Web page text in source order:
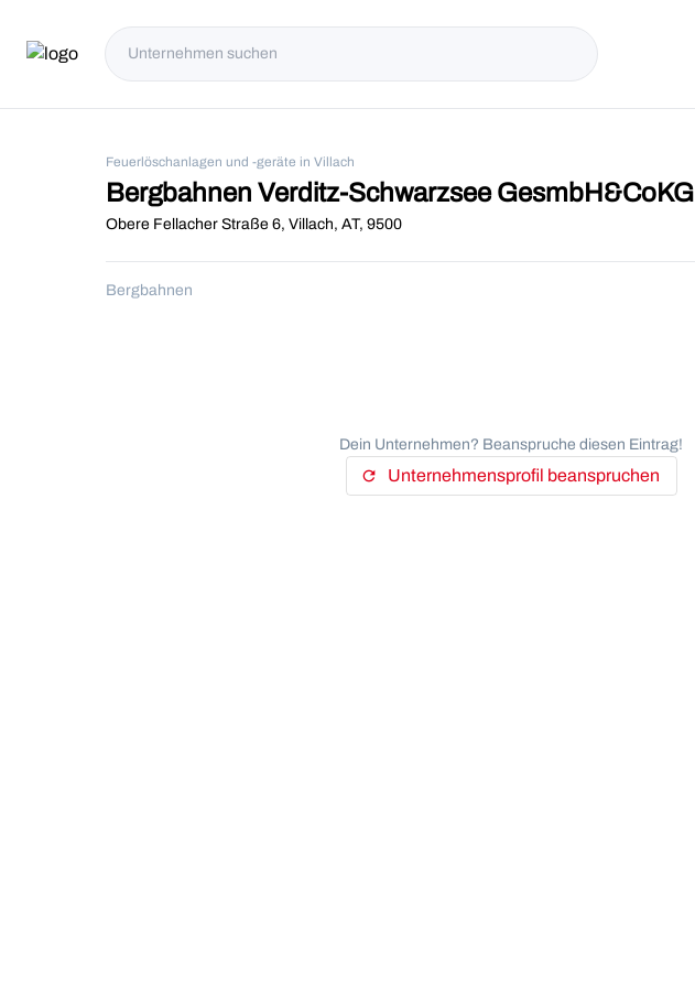
Feuerlöschanlagen und -geräte in Villach
Bergbahnen Verditz-Schwarzsee GesmbH&CoKG
Obere Fellacher Straße 6, Villach, AT, 9500
Bergbahnen
Dein Unternehmen? Beanspruche diesen Eintrag!
refresh Unternehmensprofil beanspruchen